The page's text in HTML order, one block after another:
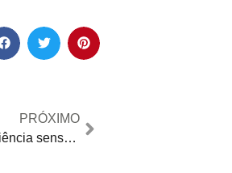
PRÓXIMO
DUE Lounge Music e Uma experiência sensorial